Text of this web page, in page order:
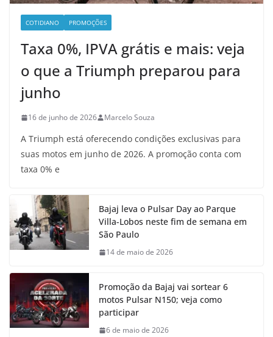
COTIDIANO PROMOÇÕES
Taxa 0%, IPVA grátis e mais: veja
o que a Triumph preparou para
junho
16 de junho de 2026 Marcelo Souza
A Triumph está oferecendo condições exclusivas para
suas motos em junho de 2026. A promoção conta com
taxa 0% e
Bajaj leva o Pulsar Day ao Parque
Villa-Lobos neste fim de semana em
São Paulo
14 de maio de 2026
Promoção da Bajaj vai sortear 6
motos Pulsar N150; veja como
participar
6 de maio de 2026